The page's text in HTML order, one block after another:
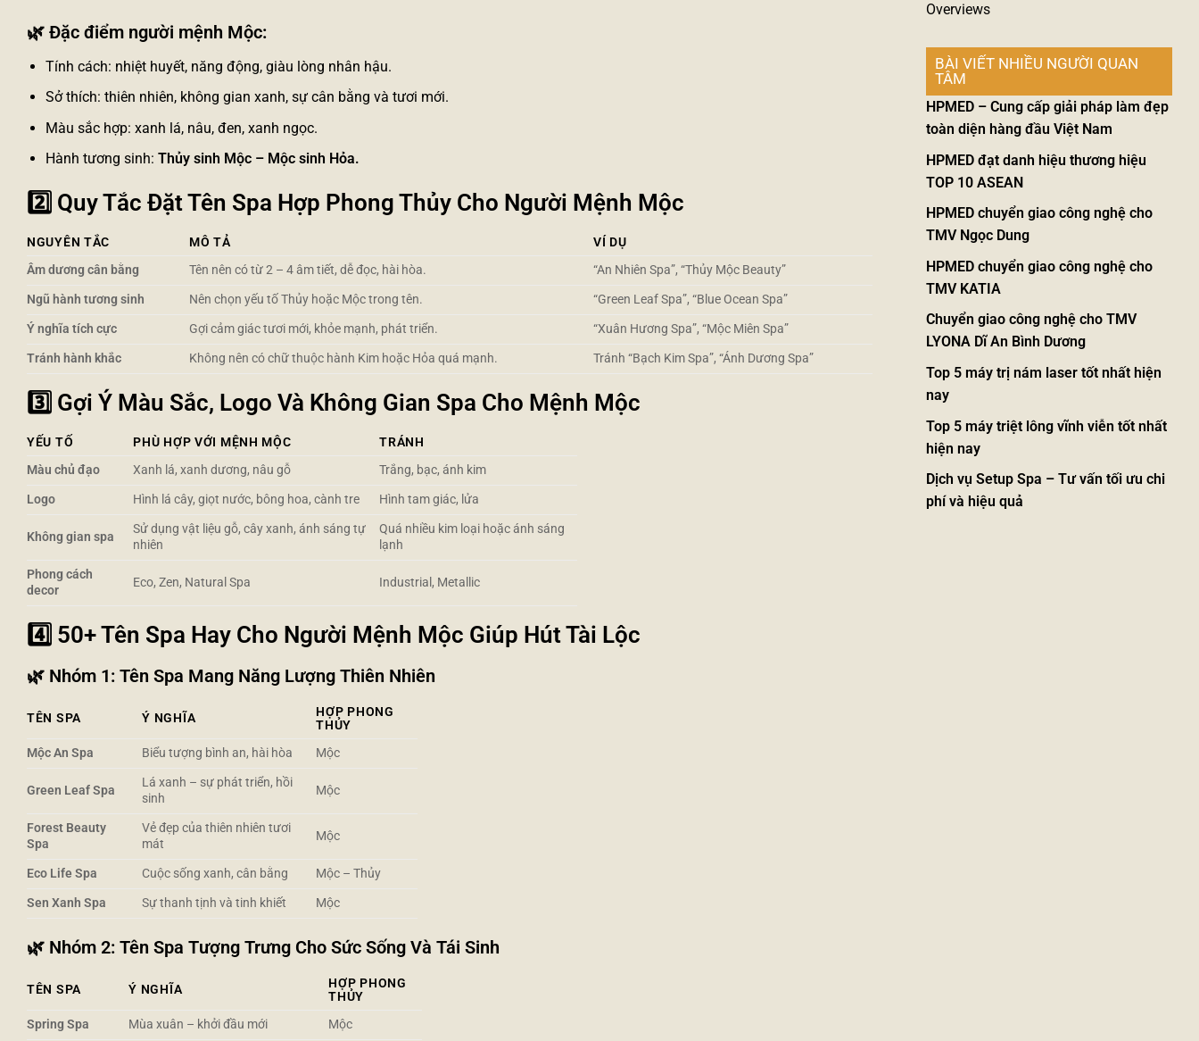
🌿 Đặc điểm người mệnh Mộc:
Tính cách: nhiệt huyết, năng động, giàu lòng nhân hậu.
Sở thích: thiên nhiên, không gian xanh, sự cân bằng và tươi mới.
Màu sắc hợp: xanh lá, nâu, đen, xanh ngọc.
Hành tương sinh: Thủy sinh Mộc – Mộc sinh Hỏa.
2️⃣ Quy Tắc Đặt Tên Spa Hợp Phong Thủy Cho Người Mệnh Mộc
NGUYÊN TẮC MÔ TẢ
VÍ DỤ
Âm dương cân bằng
Tên nên có từ 2 – 4 âm tiết, dễ đọc, hài hòa.
“An Nhiên Spa”, “Thủy Mộc Beauty”
Ngũ hành tương sinh
Nên chọn yếu tố Thủy hoặc Mộc trong tên.
“Green Leaf Spa”, “Blue Ocean Spa”
Ý nghĩa tích cực
Gợi cảm giác tươi mới, khỏe mạnh, phát triển.
“Xuân Hương Spa”, “Mộc Miên Spa”
Tránh hành khắc
Không nên có chữ thuộc hành Kim hoặc Hỏa quá mạnh. Tránh “Bạch Kim Spa”, “Ánh Dương Spa”
3️⃣ Gợi Ý Màu Sắc, Logo Và Không Gian Spa Cho Mệnh Mộc
YẾU TỐ PHÙ HỢP VỚI MỆNH MỘC
TRÁNH
Màu chủ đạo
Xanh lá, xanh dương, nâu gỗ
Trắng, bạc, ánh kim
Logo
Hình lá cây, giọt nước, bông hoa, cành tre Hình tam giác, lửa
Không gian spa
Sử dụng vật liệu gỗ, cây xanh, ánh sáng tự
nhiên
Quá nhiều kim loại hoặc ánh sáng
lạnh
Phong cách
decor
Eco, Zen, Natural Spa Industrial, Metallic
4️⃣ 50+ Tên Spa Hay Cho Người Mệnh Mộc Giúp Hút Tài Lộc
🌿 Nhóm 1: Tên Spa Mang Năng Lượng Thiên Nhiên
TÊN SPA Ý NGHĨA
HỢP PHONG
THỦY
Mộc An Spa
Biểu tượng bình an, hài hòa Mộc
Green Leaf Spa
Lá xanh – sự phát triển, hồi
sinh
Mộc
Forest Beauty
Spa
Vẻ đẹp của thiên nhiên tươi
mát
Mộc
Eco Life Spa Cuộc sống xanh, cân bằng
Mộc – Thủy
Sen Xanh Spa
Sự thanh tịnh và tinh khiết Mộc
🌿 Nhóm 2: Tên Spa Tượng Trưng Cho Sức Sống Và Tái Sinh
TÊN SPA Ý NGHĨA
HỢP PHONG
THỦY
Spring Spa
Mùa xuân – khởi đầu mới Mộc
Overviews
BÀI VIẾT NHIỀU NGƯỜI QUAN
TÂM
HPMED – Cung cấp giải pháp làm đẹp
toàn diện hàng đầu Việt Nam
HPMED đạt danh hiệu thương hiệu
TOP 10 ASEAN
HPMED chuyển giao công nghệ cho
TMV Ngọc Dung
HPMED chuyển giao công nghệ cho
TMV KATIA
Chuyển giao công nghệ cho TMV
LYONA Dĩ An Bình Dương
Top 5 máy trị nám laser tốt nhất hiện
nay
Top 5 máy triệt lông vĩnh viễn tốt nhất
hiện nay
Dịch vụ Setup Spa – Tư vấn tối ưu chi
phí và hiệu quả